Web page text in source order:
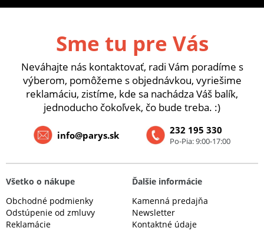
Sme tu pre Vás
Neváhajte nás kontaktovať, radi Vám poradíme s
výberom, pomôžeme s objednávkou, vyriešime
reklamáciu, zistíme, kde sa nachádza Váš balík,
jednoducho čokoľvek, čo bude treba. :)
232 195 330
Po-Pia: 9:00-17:00
info@parys.sk
Všetko o nákupe
Obchodné podmienky
Odstúpenie od zmluvy
Reklamácie
Ďalšie informácie
Kamenná predajňa
Newsletter
Kontaktné údaje